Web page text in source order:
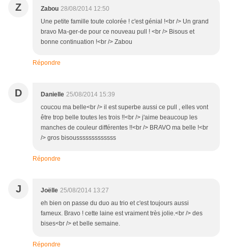
Z Zabou 28/08/2014 12:50
Une petite famille toute colorée ! c'est génial !<br /> Un grand
bravo Ma-ger-de pour ce nouveau pull ! <br /> Bisous et
bonne continuation !<br /> Zabou
Répondre
D Danielle 25/08/2014 15:39
coucou ma belle<br /> il est superbe aussi ce pull , elles vont
être trop belle toutes les trois !!<br /> j'aime beaucoup les
manches de couleur différentes !!<br /> BRAVO ma belle !<br
/> gros bisousssssssssssss
Répondre
J Joëlle 25/08/2014 13:27
eh bien on passe du duo au trio et c'est toujours aussi
fameux. Bravo ! cette laine est vraiment très jolie.<br /> des
bises<br /> et belle semaine.
Répondre